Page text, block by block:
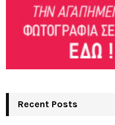
Recent Posts